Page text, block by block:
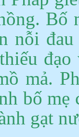
Bố
nỗi
mả.
bố mẹ
gạt